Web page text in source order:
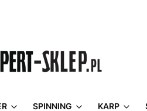
SPINNING KARP